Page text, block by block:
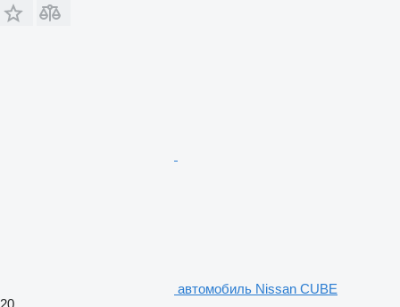
автомобиль Nissan CUBE
20